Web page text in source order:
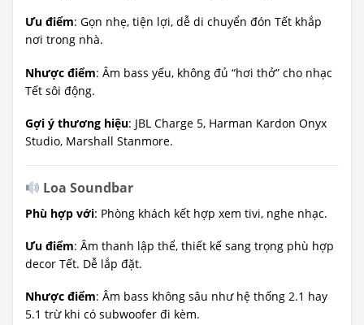
Ưu điểm: Gọn nhẹ, tiện lợi, dễ di chuyển đón Tết khắp
nơi trong nhà.
Nhược điểm: Âm bass yếu, không đủ “hơi thở” cho nhạc
Tết sôi động.
Gợi ý thương hiệu: JBL Charge 5, Harman Kardon Onyx
Studio, Marshall Stanmore.
Loa Soundbar
Phù hợp với: Phòng khách kết hợp xem tivi, nghe nhạc.
Ưu điểm: Âm thanh lập thể, thiết kế sang trọng phù hợp
decor Tết. Dễ lắp đặt.
Nhược điểm: Âm bass không sâu như hệ thống 2.1 hay
5.1 trừ khi có subwoofer đi kèm.